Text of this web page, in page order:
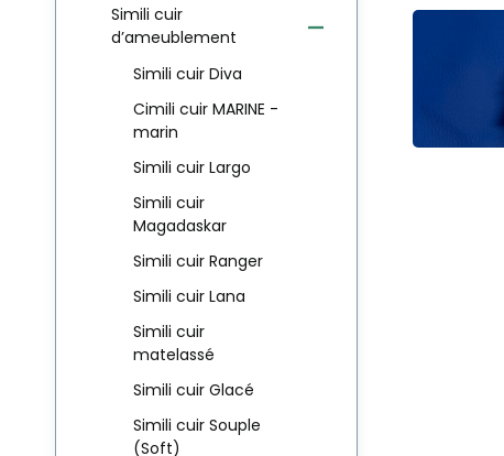
Simili cuir
d’ameublement
Simili cuir Diva
Cimili cuir MARINE -
marin
Simili cuir Largo
Simili cuir
Magadaskar
Simili cuir Ranger
Simili cuir Lana
Simili cuir
matelassé
Simili cuir Glacé
Simili cuir Souple
(Soft)